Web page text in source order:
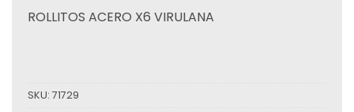
ROLLITOS ACERO X6 VIRULANA
SKU: 71729